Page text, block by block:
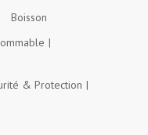
Boisson
& Protection